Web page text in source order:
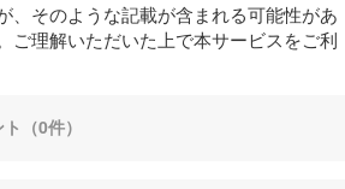
、そのような記載が含まれる可能性があ
ご理解いただいた上で本サービスをご利
（0件）